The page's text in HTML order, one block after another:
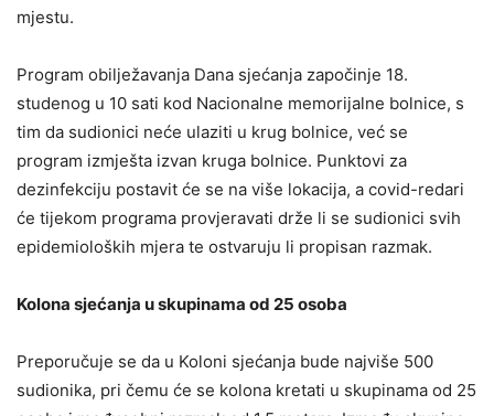
mjestu.
Program obilježavanja Dana sjećanja započinje 18.
studenog u 10 sati kod Nacionalne memorijalne bolnice, s
tim da sudionici neće ulaziti u krug bolnice, već se
program izmješta izvan kruga bolnice. Punktovi za
dezinfekciju postavit će se na više lokacija, a covid-redari
će tijekom programa provjeravati drže li se sudionici svih
epidemioloških mjera te ostvaruju li propisan razmak.
Kolona sjećanja u skupinama od 25 osoba
Preporučuje se da u Koloni sjećanja bude najviše 500
sudionika, pri čemu će se kolona kretati u skupinama od 25